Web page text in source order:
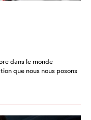
dans le monde
que nous nous posons